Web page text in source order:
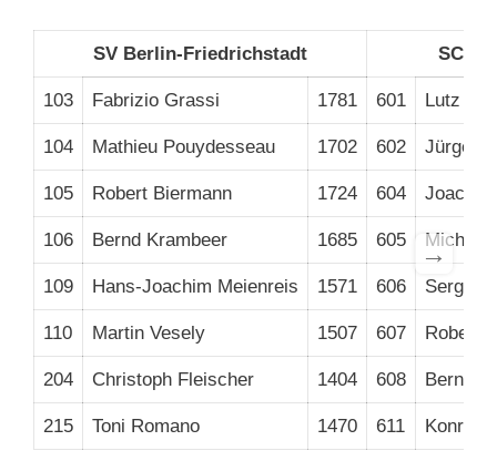
SV Berlin-Friedrichstadt SC
103 Fabrizio Grassi 1781 601 Lutz
104 Mathieu Pouydesseau 1702 602 Jürgen
105 Robert Biermann 1724 604
106 Bernd Krambeer 1685 605 Michael
109 Hans-Joachim Meienreis 1571 606 Sergej
110 Martin Vesely 1507 607 Robert
204 Christoph Fleischer 1404 608 Bernd
215 Toni Romano 1470 611 Konrad
→